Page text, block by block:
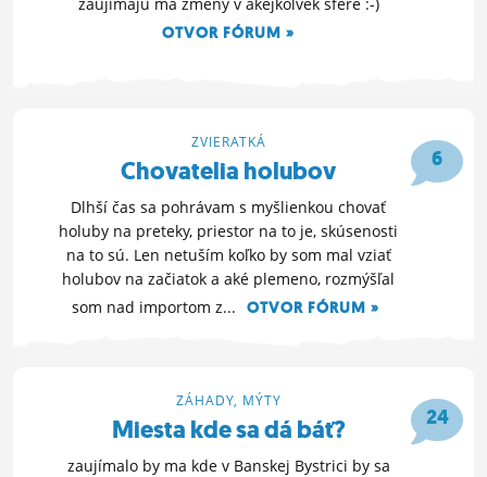
OTVOR FÓRUM »
6
ZVIERATKÁ
Chovatelia holubov
Dlhší čas sa pohrávam s myšlienkou chovať
holuby na preteky, priestor na to je, skúsenosti
na to sú. Len netuším koľko by som mal vziať
holubov na začiatok a aké plemeno, rozmýšľal
som nad importom z...
OTVOR FÓRUM »
24
ZÁHADY, MÝTY
Miesta kde sa dá báť?
zaujímalo by ma kde v Banskej Bystrici by sa